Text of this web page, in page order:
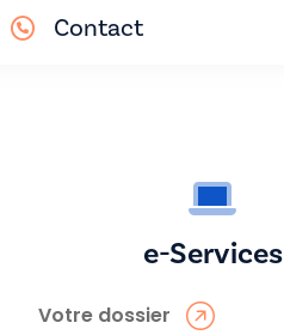
Contact
e-Services
Votre dossier